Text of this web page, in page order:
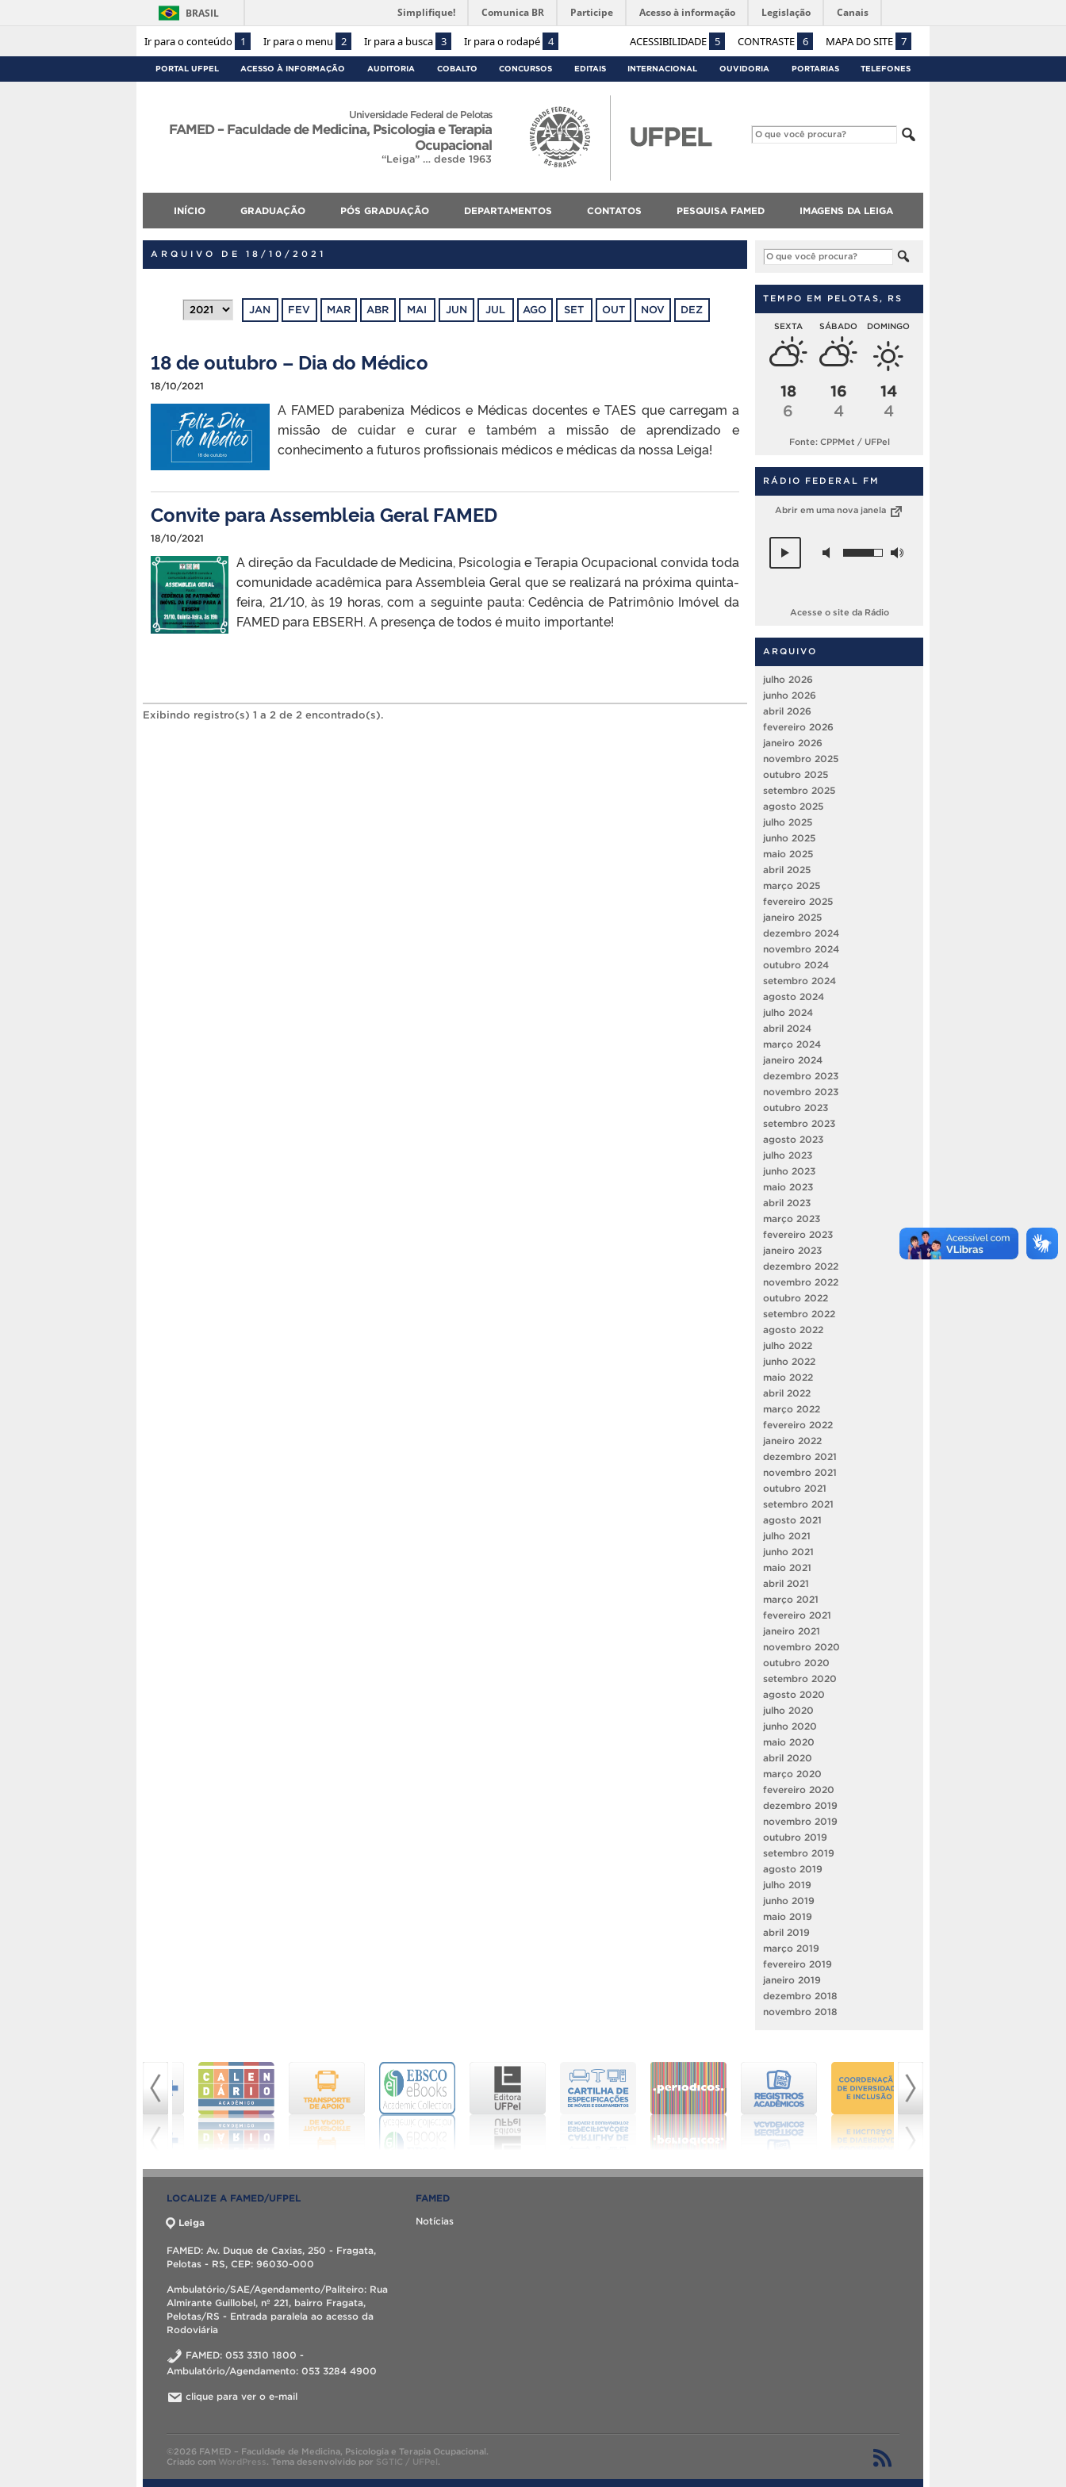
Ir para o conteúdo 1 Ir para o menu 2 Ir para a busca 3 Ir para o rodapé 4 ACESSIBILIDADE 5 CONTRASTE 6 MAPA DO SITE 7
BRASIL Simplifique! Comunica BR Participe Acesso à informação Legislação Canais
PORTAL UFPEL ACESSO À INFORMAÇÃO AUDITORIA COBALTO CONCURSOS EDITAIS INTERNACIONAL OUVIDORIA PORTARIAS TELEFONES
Universidade Federal de Pelotas
FAMED – Faculdade de Medicina, Psicologia e Terapia
Ocupacional
“Leiga” … desde 1963
INÍCIO GRADUAÇÃO PÓS GRADUAÇÃO DEPARTAMENTOS CONTATOS PESQUISA FAMED IMAGENS DA LEIGA
ARQUIVO DE 18/10/2021
JAN FEV MAR ABR MAI JUN JUL AGO SET OUT NOV DEZ
18 de outubro – Dia do Médico
18/10/2021
A FAMED parabeniza Médicos e Médicas docentes e TAES que carregam a
missão de cuidar e curar e também a missão de aprendizado e
conhecimento a futuros profissionais médicos e médicas da nossa Leiga!
Convite para Assembleia Geral FAMED
18/10/2021
A direção da Faculdade de Medicina, Psicologia e Terapia Ocupacional convida toda
comunidade acadêmica para Assembleia Geral que se realizará na próxima quinta-
feira, 21/10, às 19 horas, com a seguinte pauta: Cedência de Patrimônio Imóvel da
FAMED para EBSERH. A presença de todos é muito importante!
Exibindo registro(s) 1 a 2 de 2 encontrado(s).
TEMPO EM PELOTAS, RS
SEXTA
18
6
SÁBADO
16
4
DOMINGO
14
4
Fonte: CPPMet / UFPel
RÁDIO FEDERAL FM
Abrir em uma nova janela
Acesse o site da Rádio
ARQUIVO
julho 2026
junho 2026
abril 2026
fevereiro 2026
janeiro 2026
novembro 2025
outubro 2025
setembro 2025
agosto 2025
julho 2025
junho 2025
maio 2025
abril 2025
março 2025
fevereiro 2025
janeiro 2025
dezembro 2024
novembro 2024
outubro 2024
setembro 2024
agosto 2024
julho 2024
abril 2024
março 2024
janeiro 2024
dezembro 2023
novembro 2023
outubro 2023
setembro 2023
agosto 2023
julho 2023
junho 2023
maio 2023
abril 2023
março 2023
fevereiro 2023
janeiro 2023
dezembro 2022
novembro 2022
outubro 2022
setembro 2022
agosto 2022
julho 2022
junho 2022
maio 2022
abril 2022
março 2022
fevereiro 2022
janeiro 2022
dezembro 2021
novembro 2021
outubro 2021
setembro 2021
agosto 2021
julho 2021
junho 2021
maio 2021
abril 2021
março 2021
fevereiro 2021
janeiro 2021
novembro 2020
outubro 2020
setembro 2020
agosto 2020
julho 2020
junho 2020
maio 2020
abril 2020
março 2020
fevereiro 2020
dezembro 2019
novembro 2019
outubro 2019
setembro 2019
agosto 2019
julho 2019
junho 2019
maio 2019
abril 2019
março 2019
fevereiro 2019
janeiro 2019
dezembro 2018
novembro 2018
LOCALIZE A FAMED/UFPEL
Leiga
FAMED: Av. Duque de Caxias, 250 - Fragata,
Pelotas - RS, CEP: 96030-000
Ambulatório/SAE/Agendamento/Paliteiro: Rua
Almirante Guillobel, nº 221, bairro Fragata,
Pelotas/RS - Entrada paralela ao acesso da
Rodoviária
FAMED: 053 3310 1800 -
Ambulatório/Agendamento: 053 3284 4900
clique para ver o e-mail
FAMED
Notícias
©2026 FAMED – Faculdade de Medicina, Psicologia e Terapia Ocupacional.
Criado com WordPress. Tema desenvolvido por SGTIC / UFPel.